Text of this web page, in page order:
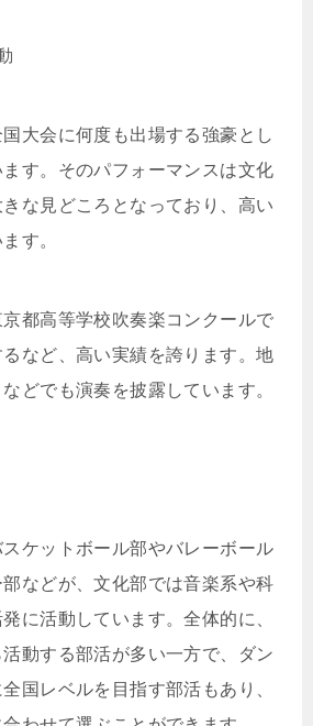
大会に何度も出場する強豪とし
す。そのパフォーマンスは文化
な見どころとなっており、高い
す。
都高等学校吹奏楽コンクールで
など、高い実績を誇ります。地
どでも演奏を披露しています。
ケットボール部やバレーボール
などが、文化部では音楽系や科
に活動しています。全体的に、
動する部活が多い一方で、ダン
国レベルを目指す部活もあり、